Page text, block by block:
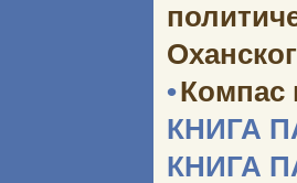
•Компас
КНИГА
КНИГА